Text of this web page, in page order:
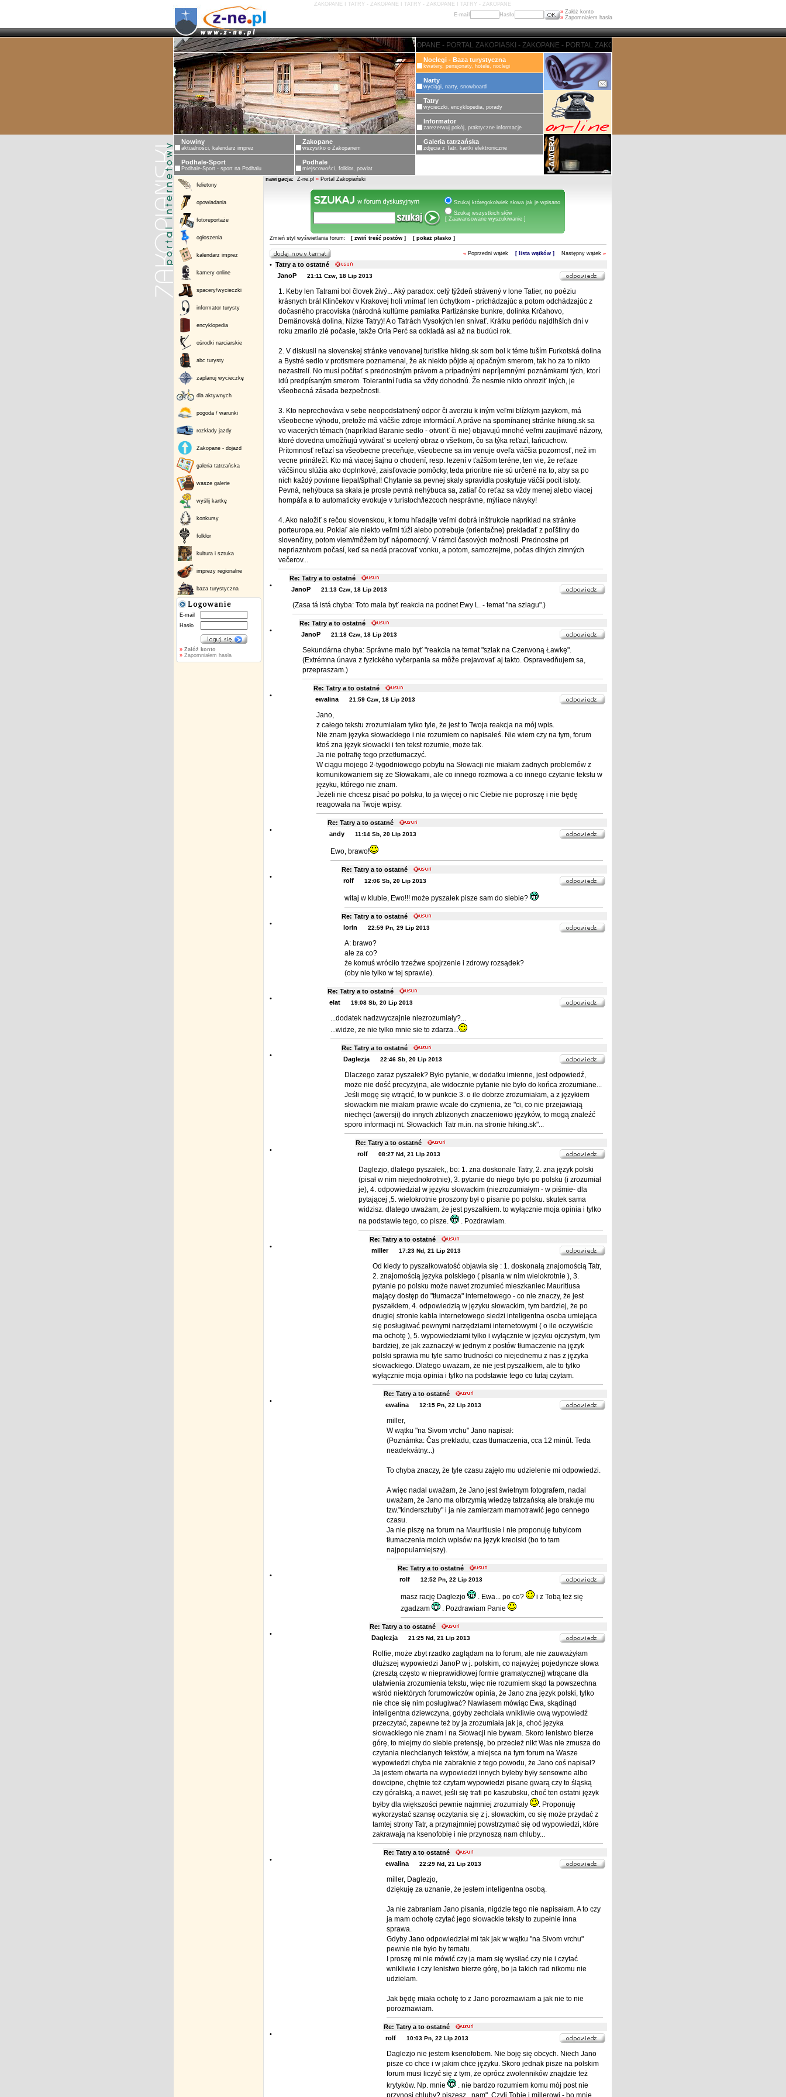
ZAKOPANE I TATRY - ZAKOPANE I TATRY - ZAKOPANE I TATRY - ZAKOPANE
E-mail
Hasło » Załóż konto
» Zapomniałem hasła
ZAKOPANE - PORTAL ZAKOPIASKI - ZAKOPANE - PORTAL ZAKOPIASKI - ZAKOPANE - PORTAL ZAKOPIASKI - ZAKOPANE
Noclegi - Baza turystyczna
kwatery, pensjonaty, hotele, noclegi
Narty
wyciągi, narty, snowboard
Tatry
wycieczki, encyklopedia, porady
Informator
zarezerwuj pokój, praktyczne informacje
Nowiny
aktualności, kalendarz imprez
Zakopane
wszystko o Zakopanem
Galeria tatrzańska
zdjęcia z Tatr, kartki elektroniczne
Podhale-Sport
Podhale-Sport - sport na Podhalu
Podhale
miejscowości, folklor, powiat
felietony
opowiadania
fotoreportaże
ogłoszenia
kalendarz imprez
kamery online
spacery/wycieczki
informator turysty
encyklopedia
ośrodki narciarskie
abc turysty
zaplanuj wycieczkę
dla aktywnych
pogoda / warunki
rozkłady jazdy
Zakopane - dojazd
galeria tatrzańska
wasze galerie
wyślij kartkę
konkursy
folklor
kultura i sztuka
imprezy regionalne
baza turystyczna
E-mail
Hasło
» Załóż konto
»Zapomniałem hasła
nawigacja: Z-ne.pl » Portal Zakopiański
Szukaj któregokolwiek słowa jak je wpisano
Szukaj wszystkich słów
[ Zaawansowane wyszukiwanie ]
Zmień styl wyświetlania forum: [ zwiń treść postów ] [ pokaż płasko ]
« Poprzedni wątek [ lista wątków ] Następny wątek »
• Tatry a to ostatné
JanoP
21:11 Czw, 18 Lip 2013
1. Keby len Tatrami bol človek živý... Aký paradox: celý týždeň strávený v lone Tatier, no poéziu
krásnych brál Klinčekov v Krakovej holi vnímať len úchytkom - prichádzajúc a potom odchádzajúc z
dočasného pracoviska (národná kultúrne pamiatka Partizánske bunkre, dolinka Krčahovo,
Demänovská dolina, Nízke Tatry)! A o Tatrách Vysokých len snívať. Krátku periódu najdlhších dní v
roku zmarilo zlé počasie, takže Orla Perć sa odkladá asi až na budúci rok.
2. V diskusii na slovenskej stránke venovanej turistike hiking.sk som bol k téme tuším Furkotská dolina
a Bystré sedlo v protismere poznamenal, že ak niekto pôjde aj opačným smerom, tak ho za to nikto
nezastrelí. No musí počítať s prednostným právom a prípadnými nepríjemnými poznámkami tých, ktorí
idú predpísaným smerom. Tolerantní ľudia sa vždy dohodnú. Že nesmie nikto ohroziť iných, je
všeobecná zásada bezpečnosti.
3. Kto neprechováva v sebe neopodstatnený odpor či averziu k iným veľmi blízkym jazykom, má
všeobecne výhodu, pretože má väčšie zdroje informácií. A práve na spomínanej stránke hiking.sk sa
vo viacerých témach (napríklad Baranie sedlo - otvoriť či nie) objavujú mnohé veľmi zaujímavé názory,
ktoré dovedna umožňujú vytvárať si ucelený obraz o všetkom, čo sa týka reťazí, lańcuchow.
Prítomnosť reťazí sa všeobecne preceňuje, všeobecne sa im venuje oveľa väčšia pozornosť, než im
vecne prináleží. Kto má viacej šajnu o chodení, resp. lezení v ťažšom teréne, ten vie, že reťaze
väčšinou slúžia ako doplnkové, zaisťovacie pomôcky, teda prioritne nie sú určené na to, aby sa po
nich každý povinne liepal/šplhal! Chytanie sa pevnej skaly spravidla poskytuje väčší pocit istoty.
Pevná, nehýbuca sa skala je proste pevná nehýbuca sa, zatiaľ čo reťaz sa vždy menej alebo viacej
hompáľa a to automaticky evokuje v turistoch/lezcoch nesprávne, mýliace návyky!
4. Ako naložiť s rečou slovenskou, k tomu hľadajte veľmi dobrá inštrukcie napríklad na stránke
porteuropa.eu. Pokiaľ ale niekto veľmi túži alebo potrebuje (orientačne) prekladať z poľštiny do
slovenčiny, potom viem/môžem byť nápomocný. V rámci časových možností. Prednostne pri
nepriaznivom počasí, keď sa nedá pracovať vonku, a potom, samozrejme, počas dlhých zimných
večerov...
•
Re: Tatry a to ostatné
JanoP
21:13 Czw, 18 Lip 2013
(Zasa tá istá chyba: Toto mala byť reakcia na podnet Ewy L. - temat "na szlagu".)
•
Re: Tatry a to ostatné
JanoP
21:18 Czw, 18 Lip 2013
Sekundárna chyba: Správne malo byť "reakcia na temat "szlak na Czerwoną Ławkę".
(Extrémna únava z fyzického vyčerpania sa môže prejavovať aj takto. Ospravedňujem sa,
przepraszam.)
•
Re: Tatry a to ostatné
ewalina
21:59 Czw, 18 Lip 2013
Jano,
z całego tekstu zrozumiałam tylko tyle, że jest to Twoja reakcja na mój wpis.
Nie znam języka słowackiego i nie rozumiem co napisałeś. Nie wiem czy na tym, forum
ktoś zna język słowacki i ten tekst rozumie, może tak.
Ja nie potrafię tego przetłumaczyć.
W ciągu mojego 2-tygodniowego pobytu na Słowacji nie miałam żadnych problemów z
komunikowaniem się ze Słowakami, ale co innego rozmowa a co innego czytanie tekstu w
języku, którego nie znam.
Jeżeli nie chcesz pisać po polsku, to ja więcej o nic Ciebie nie poproszę i nie będę
reagowała na Twoje wpisy.
•
Re: Tatry a to ostatné
andy
11:14 Sb, 20 Lip 2013
Ewo, brawo!
•
Re: Tatry a to ostatné
rolf
12:06 Sb, 20 Lip 2013
witaj w klubie, Ewo!!! może pyszałek pisze sam do siebie?
•
Re: Tatry a to ostatné
lorin
22:59 Pn, 29 Lip 2013
A: brawo?
ale za co?
że komuś wróciło trzeźwe spojrzenie i zdrowy rozsądek?
(oby nie tylko w tej sprawie).
•
Re: Tatry a to ostatné
elat
19:08 Sb, 20 Lip 2013
...dodatek nadzwyczajnie niezrozumiały?...
...widze, ze nie tylko mnie sie to zdarza...
•
Re: Tatry a to ostatné
Daglezja
22:46 Sb, 20 Lip 2013
Dlaczego zaraz pyszałek? Było pytanie, w dodatku imienne, jest odpowiedź,
może nie dość precyzyjna, ale widocznie pytanie nie było do końca zrozumiane...
Jeśli mogę się wtrącić, to w punkcie 3. o ile dobrze zrozumiałam, a z językiem
słowackim nie miałam prawie wcale do czynienia, że "ci, co nie przejawiają
niechęci (awersji) do innych zbliżonych znaczeniowo języków, to mogą znaleźć
sporo informacji nt. Słowackich Tatr m.in. na stronie hiking.sk"...
•
Re: Tatry a to ostatné
rolf
08:27 Nd, 21 Lip 2013
Daglezjo, dlatego pyszałek,, bo: 1. zna doskonale Tatry, 2. zna język polski
(pisał w nim niejednokrotnie), 3. pytanie do niego było po polsku (i zrozumiał
je), 4. odpowiedział w języku słowackim (niezrozumiałym - w piśmie- dla
pytającej ,5. wielokrotnie proszony był o pisanie po polsku. skutek sama
widzisz. dlatego uważam, że jest pyszałkiem. to wyłącznie moja opinia i tylko
na podstawie tego, co pisze.
. Pozdrawiam.
•
Re: Tatry a to ostatné
miller
17:23 Nd, 21 Lip 2013
Od kiedy to pyszałkowatość objawia się : 1. doskonałą znajomością Tatr,
2. znajomością języka polskiego ( pisania w nim wielokrotnie ), 3.
pytanie po polsku może nawet zrozumieć mieszkaniec Mauritiusa
mający dostęp do "tłumacza" internetowego - co nie znaczy, że jest
pyszałkiem, 4. odpowiedzią w języku słowackim, tym bardziej, że po
drugiej stronie kabla internetowego siedzi inteligentna osoba umiejąca
się posługiwać pewnymi narzędziami internetowymi ( o ile oczywiście
ma ochotę ), 5. wypowiedziami tylko i wyłącznie w języku ojczystym, tym
bardziej, że jak zaznaczył w jednym z postów tłumaczenie na język
polski sprawia mu tyle samo trudności co niejednemu z nas z języka
słowackiego. Dlatego uważam, że nie jest pyszałkiem, ale to tylko
wyłącznie moja opinia i tylko na podstawie tego co tutaj czytam.
•
Re: Tatry a to ostatné
ewalina
12:15 Pn, 22 Lip 2013
miller,
W wątku "na Sivom vrchu" Jano napisał:
(Poznámka: Čas prekladu, czas tlumaczenia, cca 12 minút. Teda
neadekvátny...)
To chyba znaczy, że tyle czasu zajęło mu udzielenie mi odpowiedzi.
A więc nadal uważam, że Jano jest świetnym fotografem, nadal
uważam, że Jano ma olbrzymią wiedzę tatrzańską ale brakuje mu
tzw."kindersztuby" i ja nie zamierzam marnotrawić jego cennego
czasu.
Ja nie piszę na forum na Mauritiusie i nie proponuję tubylcom
tłumaczenia moich wpisów na język kreolski (bo to tam
najpopularniejszy).
•
Re: Tatry a to ostatné
rolf
12:52 Pn, 22 Lip 2013
masz rację Daglezjo . Ewa... po co?
i z Tobą też się
zgadzam
. Pozdrawiam Panie
•
Re: Tatry a to ostatné
Daglezja
21:25 Nd, 21 Lip 2013
Rolfie, może zbyt rzadko zaglądam na to forum, ale nie zauważyłam
dłuższej wypowiedzi JanoP w j. polskim, co najwyżej pojedyncze słowa
(zresztą często w nieprawidłowej formie gramatycznej) wtrącane dla
ułatwienia zrozumienia tekstu, więc nie rozumiem skąd ta powszechna
wśród niektórych forumowiczów opinia, że Jano zna język polski, tylko
nie chce się nim posługiwać? Nawiasem mówiąc Ewa, skądinąd
inteligentna dziewczyna, gdyby zechciała wnikliwie ową wypowiedź
przeczytać, zapewne też by ja zrozumiała jak ja, choć języka
słowackiego nie znam i na Słowacji nie bywam. Skoro lenistwo bierze
górę, to miejmy do siebie pretensję, bo przecież nikt Was nie zmusza do
czytania niechcianych tekstów, a miejsca na tym forum na Wasze
wypowiedzi chyba nie zabraknie z tego powodu, że Jano coś napisał?
Ja jestem otwarta na wypowiedzi innych byleby były sensowne albo
dowcipne, chętnie też czytam wypowiedzi pisane gwarą czy to śląską
czy góralską, a nawet, jeśli się trafi po kaszubsku, choć ten ostatni język
byłby dla większości pewnie najmniej zrozumiały
. Proponuję
wykorzystać szansę oczytania się z j. słowackim, co się może przydać z
tamtej strony Tatr, a przynajmniej powstrzymać się od wypowiedzi, które
zakrawają na ksenofobię i nie przynoszą nam chluby...
•
Re: Tatry a to ostatné
ewalina
22:29 Nd, 21 Lip 2013
miller, Daglezjo,
dziękuję za uznanie, że jestem inteligentna osobą.
Ja nie zabraniam Jano pisania, nigdzie tego nie napisałam. A to czy
ja mam ochotę czytać jego słowackie teksty to zupełnie inna
sprawa.
Gdyby Jano odpowiedział mi tak jak w wątku "na Sivom vrchu"
pewnie nie było by tematu.
I proszę mi nie mówić czy ja mam się wysilać czy nie i czytać
wnikliwie i czy lenistwo bierze górę, bo ja takich rad nikomu nie
udzielam.
Jak będę miała ochotę to z Jano porozmawiam a jak nie to nie
porozmawiam.
•
Re: Tatry a to ostatné
rolf
10:03 Pn, 22 Lip 2013
Daglezjo nie jestem ksenofobem. Nie boję się obcych. Niech Jano
pisze co chce i w jakim chce języku. Skoro jednak pisze na polskim
forum musi liczyć się z tym, że oprócz zwolenników znajdzie też
krytyków. Np. mnie
. nie bardzo rozumiem komu mój post nie
przynosi chluby? piszesz,, nam". Czyli Tobie i millerowi - bo mnie